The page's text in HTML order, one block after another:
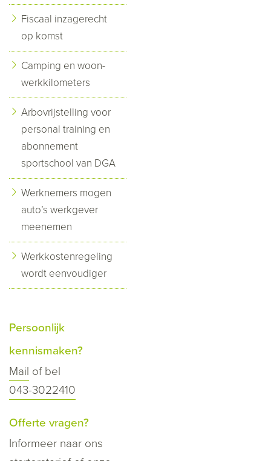
Fiscaal inzagerecht
op komst
Camping en woon-
werkkilometers
Arbovrijstelling voor
personal training en
abonnement
sportschool van DGA
Werknemers mogen
auto’s werkgever
meenemen
Werkkostenregeling
wordt eenvoudiger
Persoonlijk
kennismaken?
Mail of bel
043-3022410
Offerte vragen?
Informeer naar ons